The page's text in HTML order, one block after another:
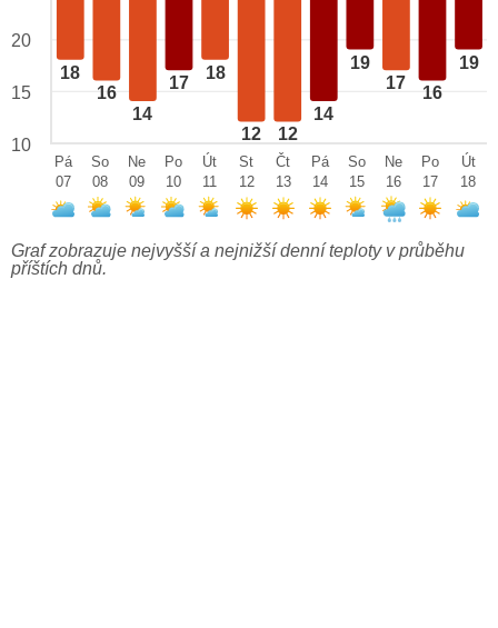
18
16
14
17
18
12 12
14
19
17
16
19
20
15
10
Pá
07
So
08
Ne
09
Po
10
Út
11
St
12
Čt
13
Pá
14
So
15
Ne
16
Po
17
Út
18
Graf zobrazuje nejvyšší a nejnižší denní teploty v průběhu
příštích dnů.